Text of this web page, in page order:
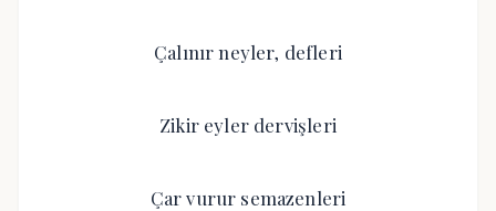
Çalınır neyler, defleri
Zikir eyler dervişleri
Çar vurur semazenleri